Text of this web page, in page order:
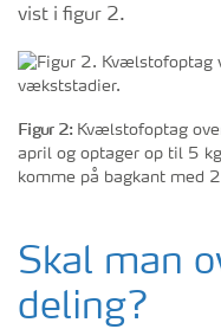
vist i figur 2.
Figur 2: Kvælstofoptag
april og optager op til 5
komme på bagkant med
Skal man
deling?